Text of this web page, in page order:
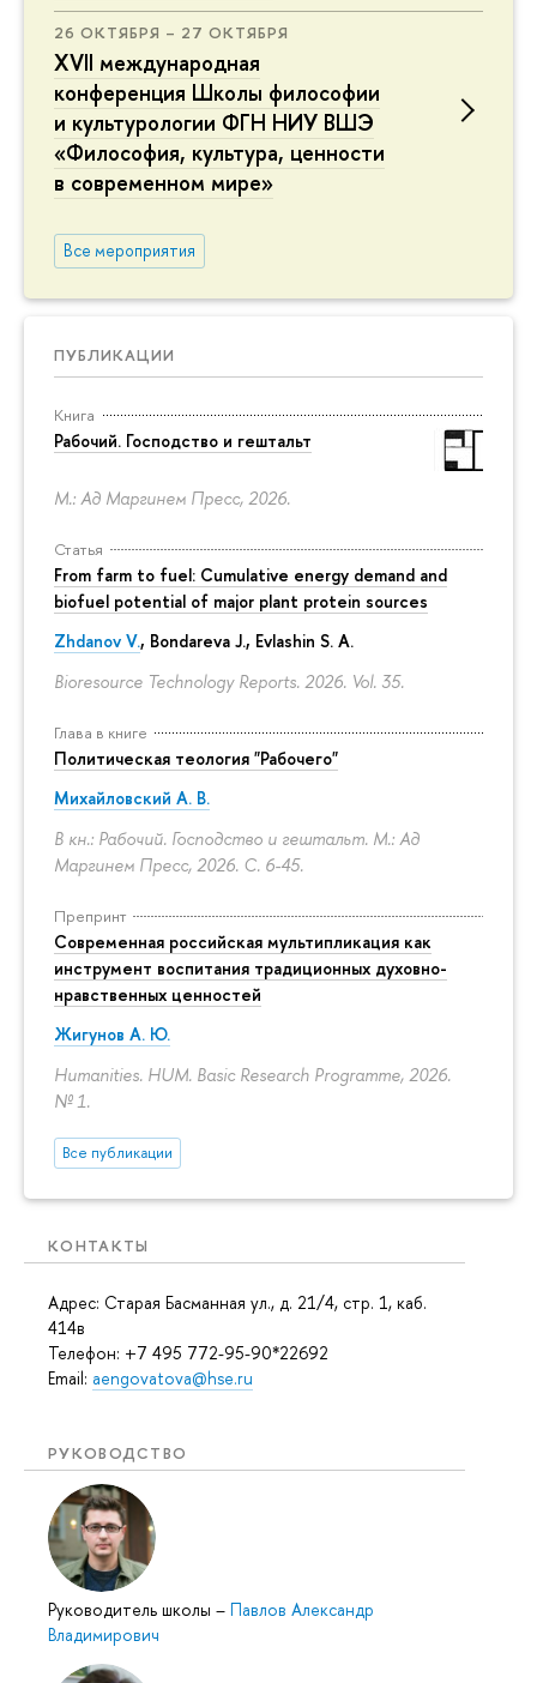
26 ОКТЯБРЯ – 27 ОКТЯБРЯ
XVII международная
конференция Школы философии
и культурологии ФГН НИУ ВШЭ
«Философия, культура, ценности
в современном мире»
Все мероприятия
ПУБЛИКАЦИИ
Книга
Рабочий. Господство и гештальт
М.: Ад Маргинем Пресс, 2026.
Статья
From farm to fuel: Cumulative energy demand and
biofuel potential of major plant protein sources
Zhdanov V., Bondareva J., Evlashin S. A.
Bioresource Technology Reports. 2026. Vol. 35.
Глава в книге
Политическая теология "Рабочего"
Михайловский А. В.
В кн.: Рабочий. Господство и гештальт. М.: Ад
Маргинем Пресс, 2026. С. 6-45.
Препринт
Современная российская мультипликация как
инструмент воспитания традиционных духовно-
нравственных ценностей
Жигунов А. Ю.
Humanities. HUM. Basic Research Programme, 2026.
№ 1.
Все публикации
КОНТАКТЫ
Адрес: Старая Басманная ул., д. 21/4, стр. 1, каб.
414в
Телефон: +7 495 772-95-90*22692
Email: aengovatova@hse.ru
РУКОВОДСТВО
Руководитель школы – Павлов Александр
Владимирович